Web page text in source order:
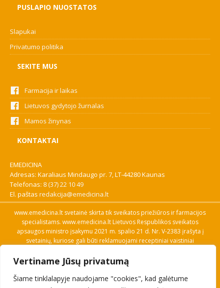
Vertiname Jūsų privatumą
Šiame tinklalapyje naudojame "cookies", kad galėtume
PUSLAPIO NUOSTATOS
Slapukai
Privatumo politika
SEKITE MUS
Farmacija ir laikas
Lietuvos gydytojo žurnalas
Mamos žinynas
KONTAKTAI
EMEDICINA
Adresas: Karaliaus Mindaugo pr. 7, LT-44280 Kaunas
Telefonas: 8 (37) 22 10 49
El. paštas redakcija@emedicina.lt
www.emedicina.lt svetainė skirta tik sveikatos priežiūros ir farmacijos
specialistams. www.emedicina.lt Lietuvos Respublikos sveikatos
apsaugos ministro įsakymu 2021 m. spalio 21 d. Nr. V-2383 įrašyta į
svetainių, kuriose gali būti reklamuojami receptiniai vaistiniai
savo profesinę kvalifikaciją. Naudingos nuorodos: Vaistų ir medicinos
pagalbos priemonių kainų paieška, VVKT tinklalapis, Sveikatos
priežiūros ar farmacijos specialisto pranešimo apie įtariamą